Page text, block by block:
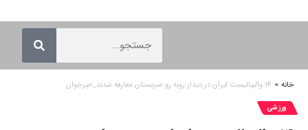
خانه » ۱۴ والیبالیست ایران در دیدار روبه رو صربستان معارفه شدند_خبرخوان
ورزشی